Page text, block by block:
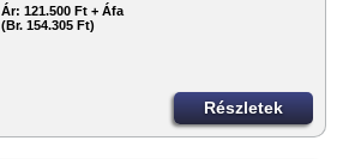
Ár: 121.500 Ft + Áfa
(Br. 154.305 Ft)
Részletek